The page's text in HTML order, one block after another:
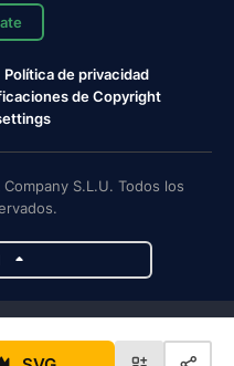
Política de privacidad
de Copyright
S.L.U. Todos los